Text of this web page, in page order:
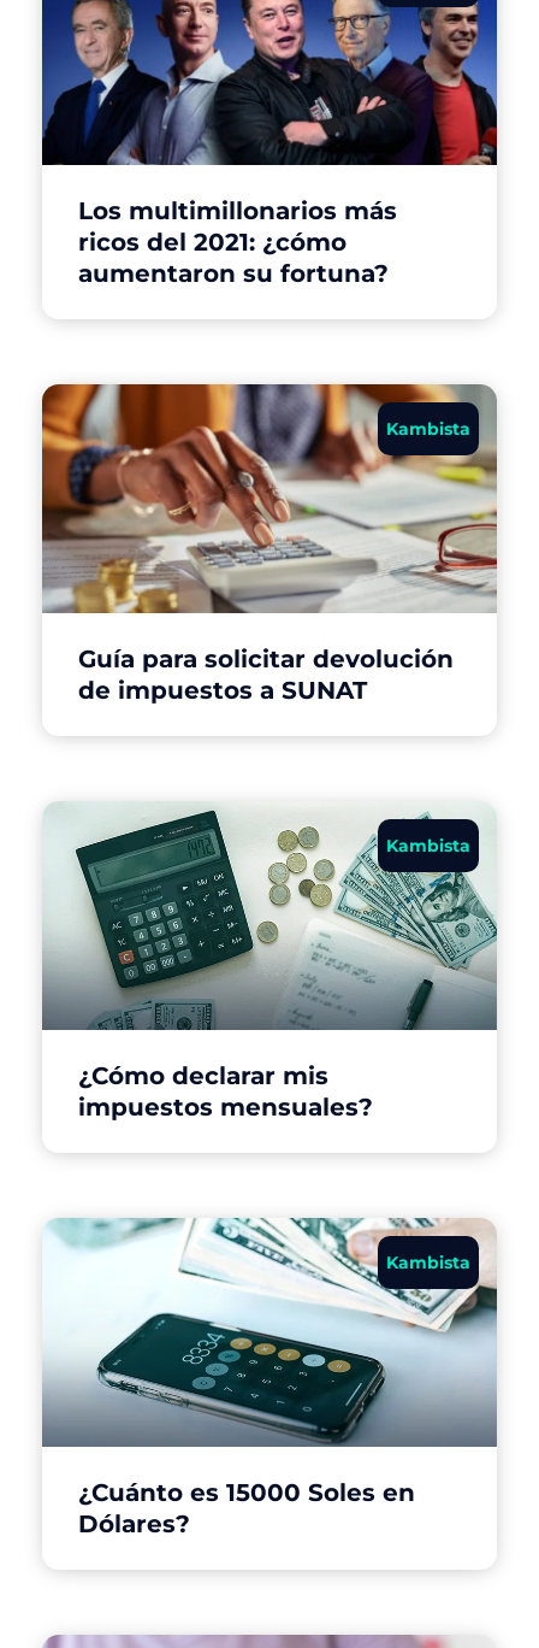
Los multimillonarios más
ricos del 2021: ¿cómo
aumentaron su fortuna?
Kambista
Guía para solicitar devolución
de impuestos a SUNAT
Kambista
¿Cómo declarar mis
impuestos mensuales?
Kambista
¿Cuánto es 15000 Soles en
Dólares?